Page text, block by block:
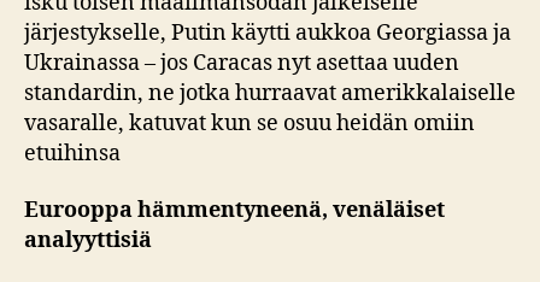
järjestykselle, Putin käytti aukkoa Georgiassa ja
Ukrainassa – jos Caracas nyt asettaa uuden
standardin, ne jotka hurraavat amerikkalaiselle
vasaralle, katuvat kun se osuu heidän omiin
etuihinsa
Eurooppa hämmentyneenä, venäläiset
analyyttisiä